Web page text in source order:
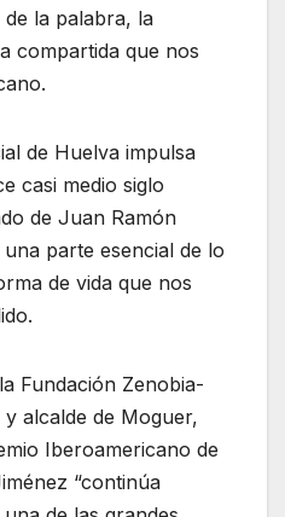
la palabra, la
compartida que nos
de Huelva impulsa
casi medio siglo
de Juan Ramón
parte esencial de lo
de vida que nos
Fundación Zenobia-
alcalde de Moguer,
Iberoamericano de
“continúa